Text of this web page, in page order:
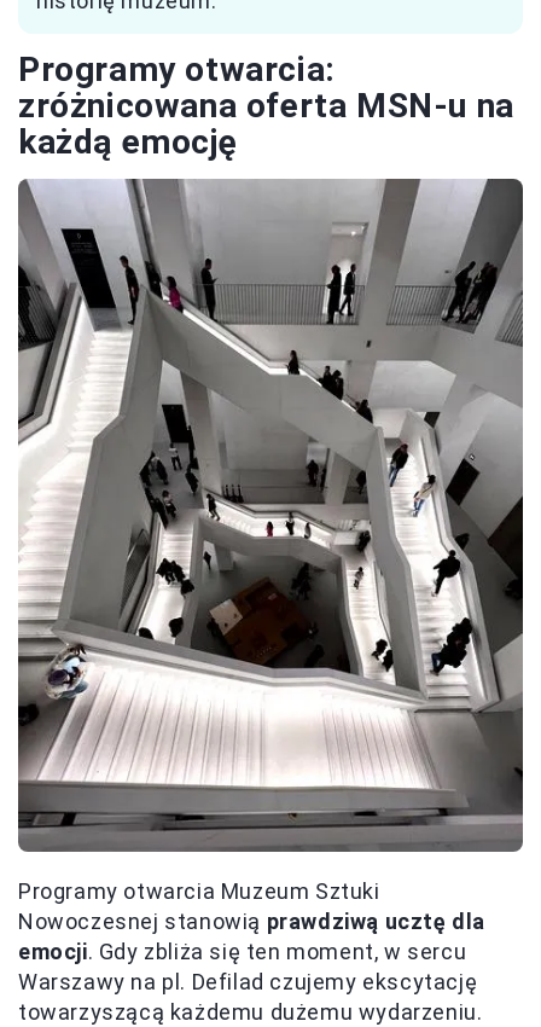
Programy otwarcia:
zróżnicowana oferta MSN-u na
każdą emocję
Programy otwarcia Muzeum Sztuki
Nowoczesnej stanowią prawdziwą ucztę dla
emocji. Gdy zbliża się ten moment, w sercu
Warszawy na pl. Defilad czujemy ekscytację
towarzyszącą każdemu dużemu wydarzeniu.